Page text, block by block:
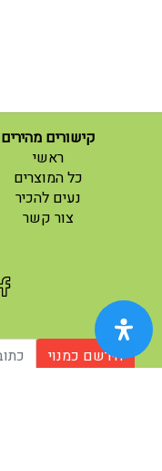
קישורים מהירים
ראשי
(current)
כל המוצרים
נעים להכיר
צור קשר
(current)
הירשם כמנוי